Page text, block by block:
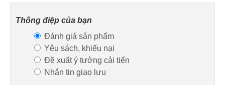
Thông điệp của bạn
Đánh giá sản phẩm
Yêu sách, khiếu nại
Đề xuất ý tưởng cải tiến
Nhắn tin giao lưu